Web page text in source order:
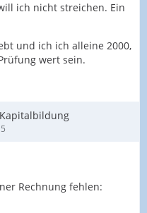
ich nicht streichen. Ein
und ich ich alleine 2000,
wert sein.
Rechnung fehlen: